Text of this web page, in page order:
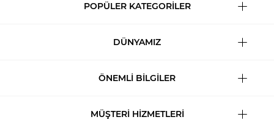
POPÜLER KATEGORİLER
DÜNYAMIZ
ÖNEMLİ BİLGİLER
MÜŞTERİ HİZMETLERİ